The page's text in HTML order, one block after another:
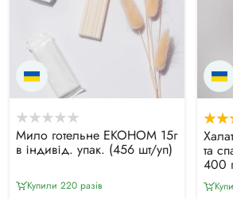
Мило готельне ЕКОНОМ 15г
в індивід. упак. (456 шт/уп)
Купили 220 разiв
та
400